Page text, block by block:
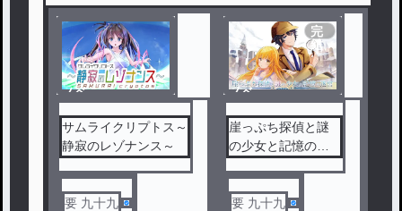
ノベ
サムライクリプトス～
静寂のレゾナンス～
要 九十九
ノベ
完
結
崖っぷち探偵と謎
の少女と記憶の迷
要 九十九